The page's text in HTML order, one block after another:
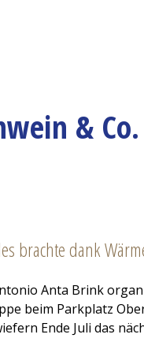
& Co.
brachte dank
Anta Brink
beim Parkplatz
Ende Juli das